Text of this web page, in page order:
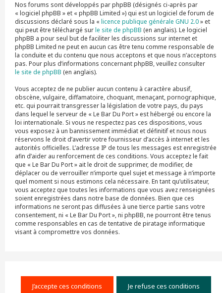
Nos forums sont développés par phpBB (désignés ci-après par
« logiciel phpBB » et « phpBB Limited ») qui est un logiciel de forum de
discussions déclaré sous la « licence publique générale GNU 2.0» et
qui peut être téléchargé surle site de phpBB (en anglais). Le logiciel
phpBB a pour seul but de faciliter les discussions sur internet et
phpBB Limited ne peut en aucun cas être tenu comme responsable de
la conduite et du contenu que nous acceptons et que nous n’acceptons
pas. Pour plus d’informations concernant phpBB, veuillez consulter
le site de phpBB (en anglais).
Vous acceptez de ne publier aucun contenu à caractère abusif,
obscène, vulgaire, diffamatoire, choquant, menaçant, pornographique,
etc. qui pourrait transgresser la législation de votre pays, du pays
dans lequel le serveur de « Le Bar Du Port » est hébergé ou encore la
loi internationale. Si vous ne respectez pas ces dispositions, vous
vous exposez à un bannissement immédiat et définitif et nous nous
réservons le droit d’avertir votre fournisseur d’accès à internet et les
autorités officielles. L’adresse IP de tous les messages est enregistrée
afin d’aider au renforcement de ces conditions. Vous acceptez le fait
que « Le Bar Du Port » ait le droit de supprimer, de modifier, de
déplacer ou de verrouiller n’importe quel sujet et message à n’importe
quel moment si nous estimons cela nécessaire. En tant qu’utilisateur,
vous acceptez que toutes les informations que vous avez renseignées
soient enregistrées dans notre base de données. Bien que ces
informations ne seront pas diffusées à une tierce partie sans votre
consentement, ni « Le Bar Du Port », ni phpBB, ne pourront être tenus
comme responsables en cas de tentative de piratage informatique
visant à compromettre vos données.